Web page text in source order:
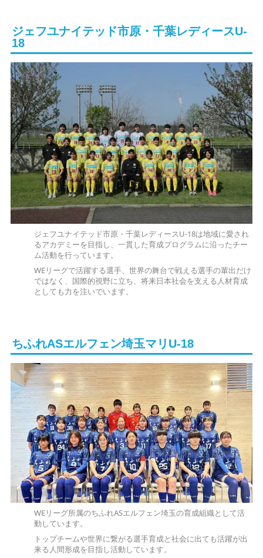
ジェフユナイテッド市原・千葉レディースU-
18
ジェフユナイテッド市原・千葉レディースU-18は地域に愛され
るアカデミーを目指し、一貫した育成プログラムに沿ったチー
ム活動を行っています。
WEリーグで活躍する選手、世界の舞台で戦える選手の輩出だけ
ではなく、国際的視野に立ち、将来日本社会を支える人材育成
としても力を注いでいます。
ちふれASエルフェン埼玉マリU-18
WEリーグ所属のちふれASエルフェン埼玉の育成組織として活
動しています。
トップチームや世界に繋がる選手育成と社会に出ても活躍が出
来る人間形成を目指し活動しています。